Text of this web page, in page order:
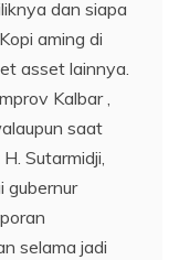
dan siapa
aming di
asset lainnya.
Kalbar ,
saat
Sutarmidji,
gubernur
selama jadi